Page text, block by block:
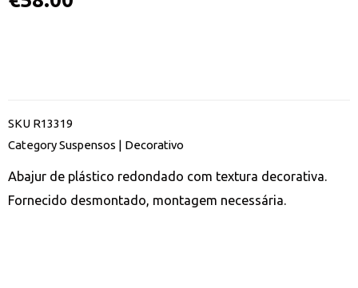
SKU R13319
CategorySuspensos | Decorativo
Abajur de plástico redondado com textura decorativa.
Fornecido desmontado, montagem necessária.